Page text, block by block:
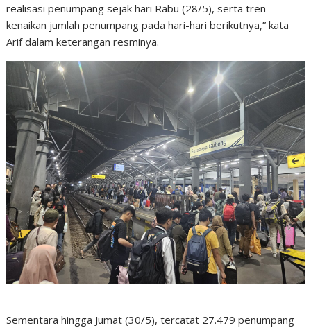
realisasi penumpang sejak hari Rabu (28/5), serta tren
kenaikan jumlah penumpang pada hari-hari berikutnya,” kata
Arif dalam keterangan resminya.
Sementara hingga Jumat (30/5), tercatat 27.479 penumpang